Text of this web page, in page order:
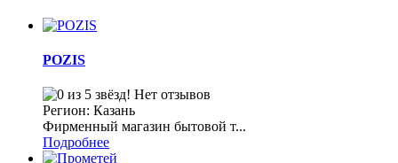
POZIS
Нет отзывов
Регион: Казань
Фирменный магазин бытовой т...
Подробнее